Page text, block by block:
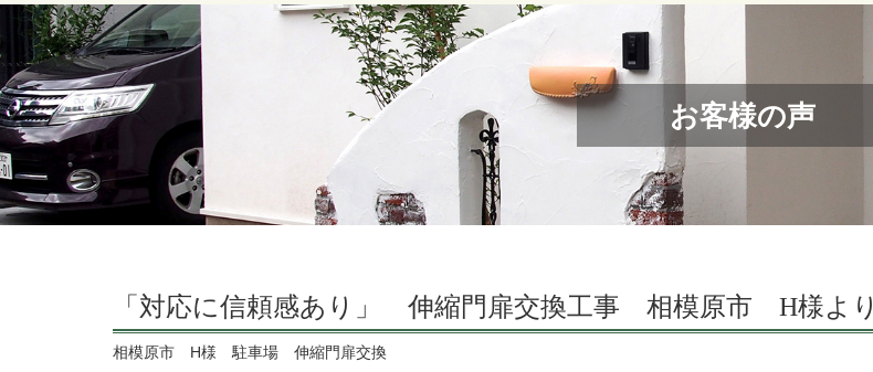
お客様の声
「対応に信頼感あり」 伸縮門扉交換工事 相模原市 H様より
相模原市 H様 駐車場 伸縮門扉交換